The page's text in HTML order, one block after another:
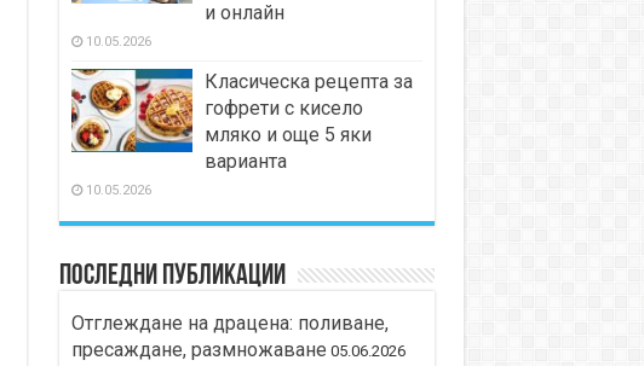
и онлайн
10.05.2026
Класическа рецепта за
гофрети с кисело
мляко и още 5 яки
варианта
10.05.2026
Последни публикации
Отглеждане на драцена: поливане,
пресаждане, размножаване 05.06.2026